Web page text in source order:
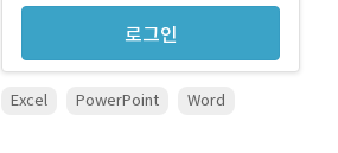
로그인
Excel PowerPoint Word